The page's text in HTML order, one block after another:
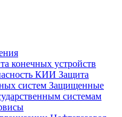
конечных устройств
КИИ Защита
систем Защищенные
системам